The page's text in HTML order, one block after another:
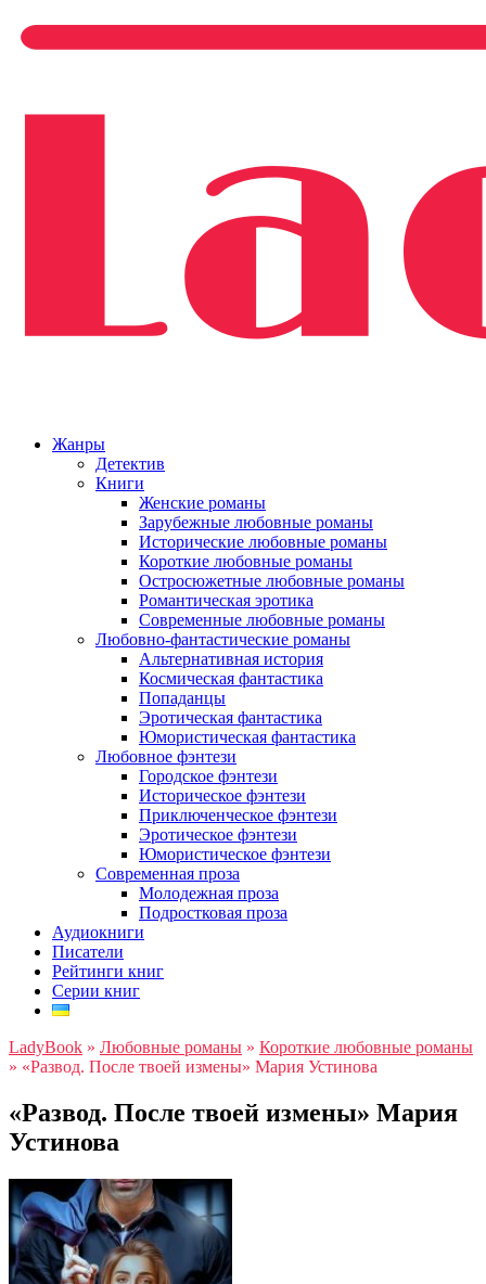
Жанры
Детектив
Книги
Женские романы
Зарубежные любовные романы
Исторические любовные романы
Короткие любовные романы
Остросюжетные любовные романы
Романтическая эротика
Современные любовные романы
Любовно-фантастические романы
Альтернативная история
Космическая фантастика
Попаданцы
Эротическая фантастика
Юмористическая фантастика
Любовное фэнтези
Городское фэнтези
Историческое фэнтези
Приключенческое фэнтези
Эротическое фэнтези
Юмористическое фэнтези
Современная проза
Молодежная проза
Подростковая проза
Аудиокниги
Писатели
Рейтинги книг
Серии книг
LadyBook » Любовные романы » Короткие любовные романы
» «Развод. После твоей измены» Мария Устинова
«Развод. После твоей измены» Мария
Устинова